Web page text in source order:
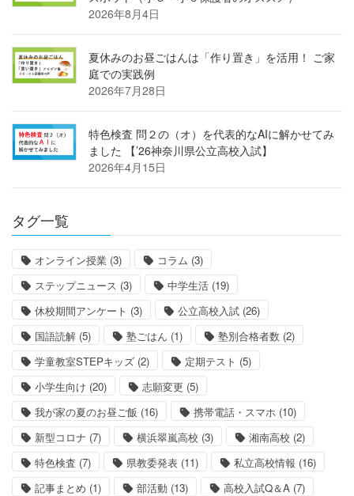
2026年8月4日
夏休みのお昼ごはんは「作り置き」を活用！ ご家
庭での実践例
2026年7月28日
特色検査 問２の（オ）を代表的なAIに解かせてみ
ました 【’26神奈川県公立高校入試】
2026年4月15日
タグ一覧
オンライン授業 (3) コラム (3)
ステップニュース (3) 中学生活 (19)
休校期間アンケート (3) 公立高校入試 (26)
国語読解 (5) 塾ごはん (1) 塾別合格者数 (2)
学童教室STEPキッズ (2) 定期テスト (5)
小学生向け (20) 志願変更 (5)
我が家の夏のお昼ご飯 (16) 携帯電話・スマホ (10)
新型コロナ (7) 横浜翠嵐高校 (3) 湘南高校 (2)
特色検査 (7) 県教委発表 (11) 私立高校情報 (16)
記事まとめ (1) 部活動 (13) 高校入試Q＆A (7)